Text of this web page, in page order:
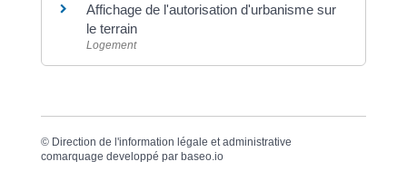
Affichage de l'autorisation d'urbanisme sur
le terrain
Logement
© Direction de l'information légale et administrative
comarquage developpé par baseo.io